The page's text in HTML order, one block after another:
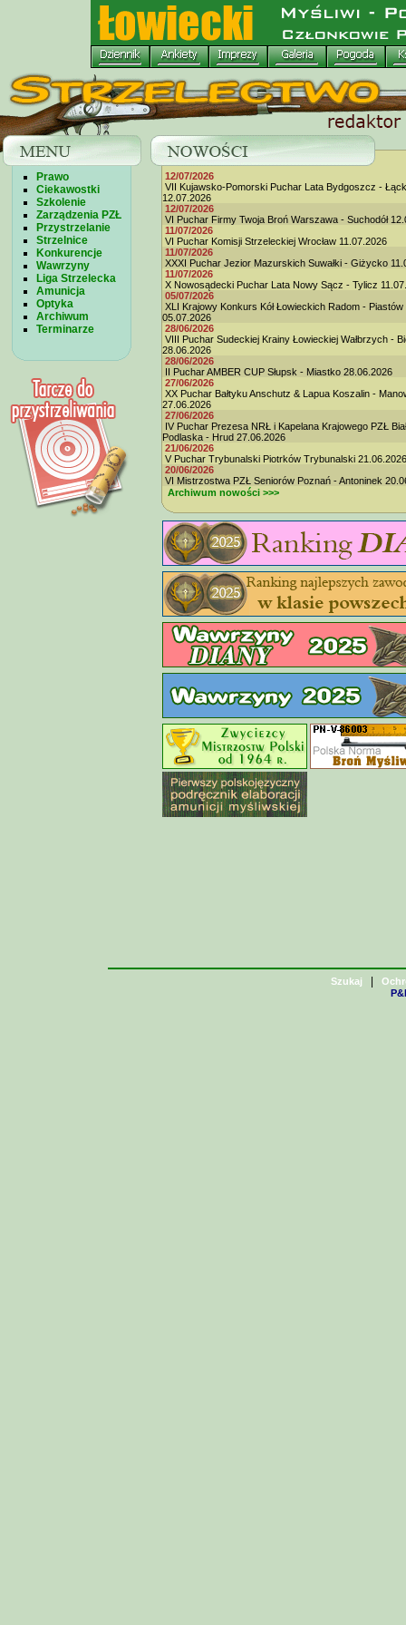
Prawo
Ciekawostki
Szkolenie
Zarządzenia PZŁ
Przystrzelanie
Strzelnice
Konkurencje
Wawrzyny
Liga Strzelecka
Amunicja
Optyka
Archiwum
Terminarze
12/07/2026
VII Kujawsko-Pomorski Puchar Lata Bydgoszcz -
12.07.2026
12/07/2026
VI Puchar Firmy Twoja Broń Warszawa - Suchodół
11/07/2026
VI Puchar Komisji Strzeleckiej Wrocław 11.07.2026
11/07/2026
XXXI Puchar Jezior Mazurskich Suwałki - Giżycko
11/07/2026
X Nowosądecki Puchar Lata Nowy Sącz - Tylicz
05/07/2026
XLI Krajowy Konkurs Kół Łowieckich Radom - Piastów
05.07.2026
28/06/2026
VIII Puchar Sudeckiej Krainy Łowieckiej Wałbrzych -
28.06.2026
28/06/2026
II Puchar AMBER CUP Słupsk - Miastko 28.06.2026
27/06/2026
XX Puchar Bałtyku Anschutz & Lapua Koszalin -
27.06.2026
27/06/2026
IV Puchar Prezesa NRŁ i Kapelana Krajowego PZŁ
Podlaska - Hrud 27.06.2026
21/06/2026
V Puchar Trybunalski Piotrków Trybunalski 21.06.2026
20/06/2026
VI Mistrzostwa PZŁ Seniorów Poznań - Antoninek
Archiwum nowości >>>
Szukaj